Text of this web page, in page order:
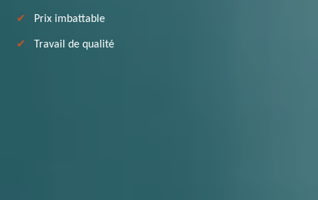
Prix imbattable
Travail de qualité